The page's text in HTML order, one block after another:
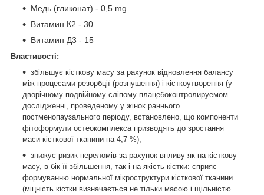
Медь (гликонат) - 0,5 mg
Витамин К2 - 30
Витамин Д3 - 15
Властивості:
збільшує кісткову масу за рахунок відновлення балансу
між процесами резорбції (розпушення) і кісткоутворення (у
дворічному подвійному сліпому плацебоконтролируемом
дослідженні, проведеному у жінок раннього
постменопаузального періоду, встановлено, що компоненти
фітоформули остеокомплекса призводять до зростання
маси кісткової тканини на 4,7 %);
знижує ризик переломів за рахунок впливу як на кісткову
масу, в бік її збільшення, так і на якість кістки: сприяє
формуванню нормальної мікроструктури кісткової тканини
(міцність кістки визначається не тільки масою і щільністю